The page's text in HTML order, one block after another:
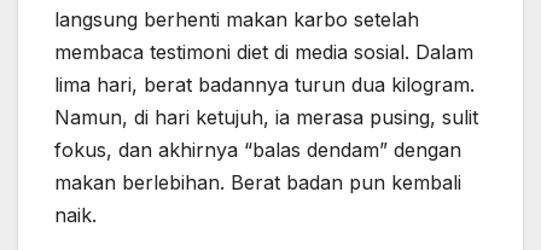
langsung berhenti makan karbo setelah
membaca testimoni diet di media sosial. Dalam
lima hari, berat badannya turun dua kilogram.
Namun, di hari ketujuh, ia merasa pusing, sulit
fokus, dan akhirnya “balas dendam” dengan
makan berlebihan. Berat badan pun kembali
naik.